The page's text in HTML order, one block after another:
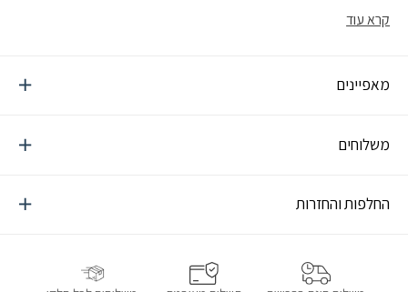
קרא עוד
מאפיינים
משלוחים
החלפות והחזרות